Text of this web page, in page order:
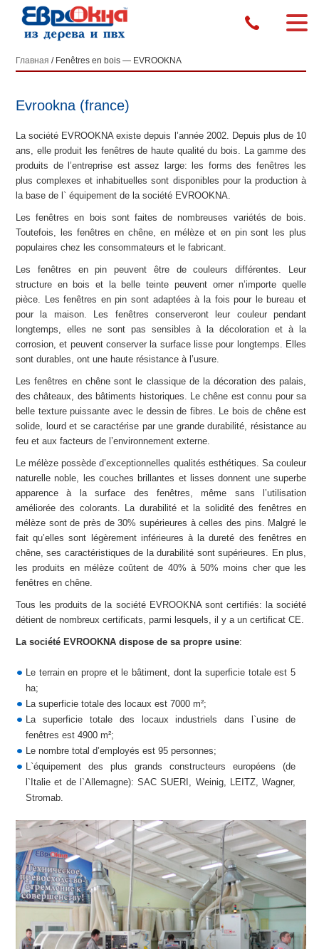
Главная / Fenêtres en bois — EVROOKNA
Evrookna (france)
La société EVROOKNA existe depuis l’année 2002. Depuis plus de 10
ans, elle produit les fenêtres de haute qualité du bois. La gamme des
produits de l’entreprise est assez large: les forms des fenêtres les
plus complexes et inhabituelles sont disponibles pour la production à
la base de l` équipement de la société EVROOKNA.
Les fenêtres en bois sont faites de nombreuses variétés de bois.
Toutefois, les fenêtres en chêne, en mélèze et en pin sont les plus
populaires chez les consommateurs et le fabricant.
Les fenêtres en pin peuvent être de couleurs différentes. Leur
structure en bois et la belle teinte peuvent orner n’importe quelle
pièce. Les fenêtres en pin sont adaptées à la fois pour le bureau et
pour la maison. Les fenêtres conserveront leur couleur pendant
longtemps, elles ne sont pas sensibles à la décoloration et à la
corrosion, et peuvent conserver la surface lisse pour longtemps. Elles
sont durables, ont une haute résistance à l’usure.
Les fenêtres en chêne sont le classique de la décoration des palais,
des châteaux, des bâtiments historiques. Le chêne est connu pour sa
belle texture puissante avec le dessin de fibres. Le bois de chêne est
solide, lourd et se caractérise par une grande durabilité, résistance au
feu et aux facteurs de l’environnement externe.
Le mélèze possède d’exceptionnelles qualités esthétiques. Sa couleur
naturelle noble, les couches brillantes et lisses donnent une superbe
apparence à la surface des fenêtres, même sans l’utilisation
améliorée des colorants. La durabilité et la solidité des fenêtres en
mélèze sont de près de 30% supérieures à celles des pins. Malgré le
fait qu’elles sont légèrement inférieures à la dureté des fenêtres en
chêne, ses caractéristiques de la durabilité sont supérieures. En plus,
les produits en mélèze coûtent de 40% à 50% moins cher que les
fenêtres en chêne.
Tous les produits de la société EVROOKNA sont certifiés: la société
détient de nombreux certificats, parmi lesquels, il y a un certificat CE.
La société EVROOKNA dispose de sa propre usine:
Le terrain en propre et le bâtiment, dont la superficie totale est 5
ha;
La superficie totale des locaux est 7000 m²;
La superficie totale des locaux industriels dans l`usine de
fenêtres est 4900 m²;
Le nombre total d’employés est 95 personnes;
L`équipement des plus grands constructeurs européens (de
l`Italie et de l`Allemagne): SAC SUERI, Weinig, LEITZ, Wagner,
Stromab.